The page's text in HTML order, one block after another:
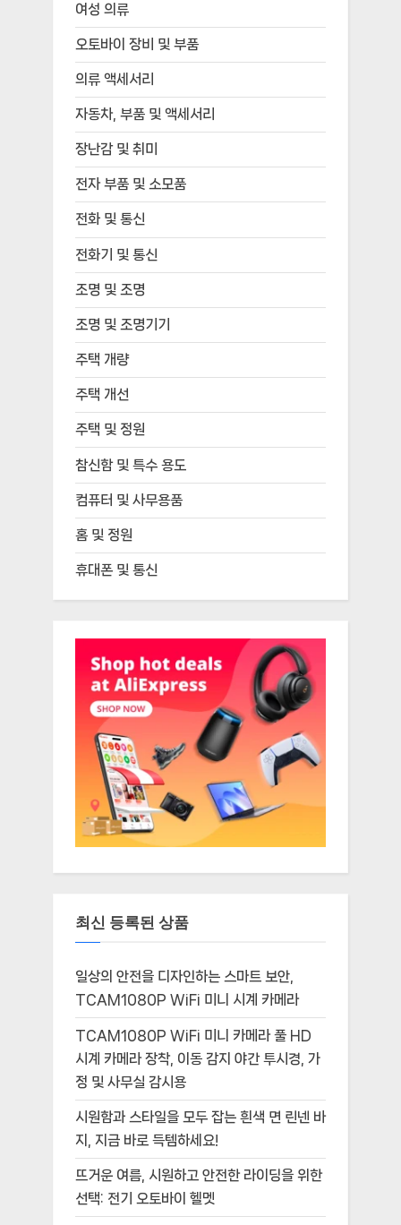
여성 의류
오토바이 장비 및 부품
의류 액세서리
자동차, 부품 및 액세서리
장난감 및 취미
전자 부품 및 소모품
전화 및 통신
전화기 및 통신
조명 및 조명
조명 및 조명기기
주택 개량
주택 개선
주택 및 정원
참신함 및 특수 용도
컴퓨터 및 사무용품
홈 및 정원
휴대폰 및 통신
최신 등록된 상품
일상의 안전을 디자인하는 스마트 보안,
TCAM1080P WiFi 미니 시계 카메라
TCAM1080P WiFi 미니 카메라 풀 HD
시계 카메라 장착, 이동 감지 야간 투시경, 가
정 및 사무실 감시용
시원함과 스타일을 모두 잡는 흰색 면 린넨 바
지, 지금 바로 득템하세요!
뜨거운 여름, 시원하고 안전한 라이딩을 위한
선택: 전기 오토바이 헬멧